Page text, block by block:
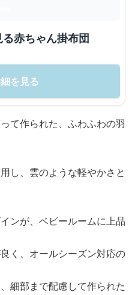
赤ちゃん掛布団
を見る
て作られた、ふわふわの羽
し、雲のような軽やかさと
ンが、ベビールームに上品
く、オールシーズン対応の
細部まで配慮して作られた